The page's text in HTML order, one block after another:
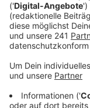
Nach einigen
hat Zoe Wees
2023 wird sie ihr
veröffentlichen!